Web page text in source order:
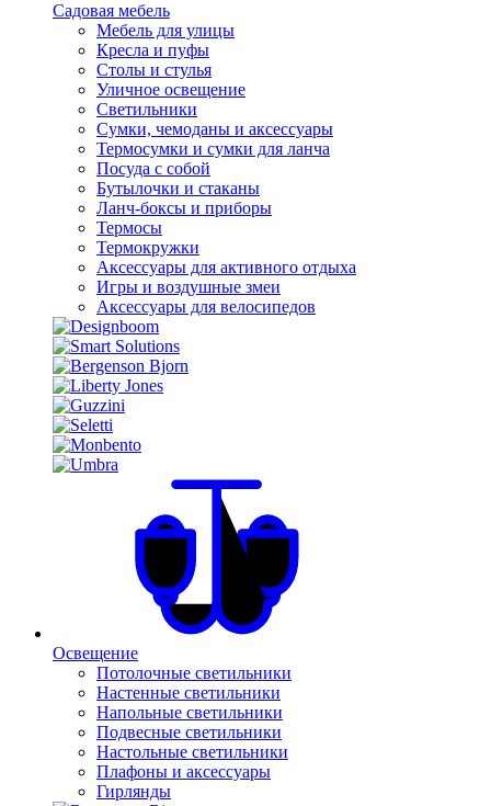
Садовая мебель
Мебель для улицы
Кресла и пуфы
Столы и стулья
Уличное освещение
Светильники
Сумки, чемоданы и аксессуары
Термосумки и сумки для ланча
Посуда с собой
Бутылочки и стаканы
Ланч-боксы и приборы
Термосы
Термокружки
Аксессуары для активного отдыха
Игры и воздушные змеи
Аксессуары для велосипедов
Освещение
Потолочные светильники
Настенные светильники
Напольные светильники
Подвесные светильники
Настольные светильники
Плафоны и аксессуары
Гирлянды